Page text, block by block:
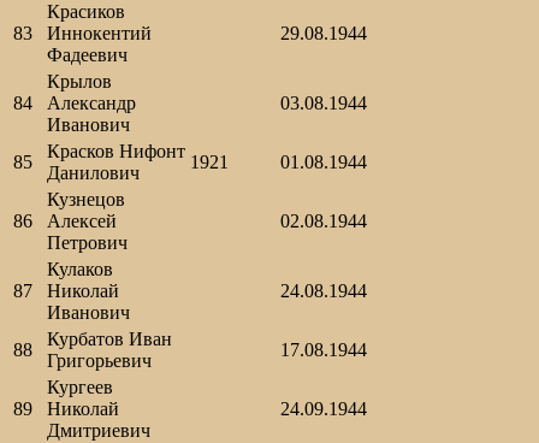
83
Красиков
Иннокентий
Фадеевич
29.08.1944
84
Крылов
Александр
Иванович
03.08.1944
85
Красков Нифонт
Данилович
1921 01.08.1944
86
Кузнецов
Алексей
Петрович
02.08.1944
87
Кулаков
Николай
Иванович
24.08.1944
88
Курбатов Иван
Григорьевич
17.08.1944
89
Кургеев
Николай
Дмитриевич
24.09.1944